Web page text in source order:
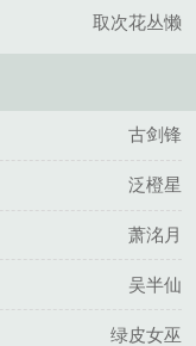
取次花丛懒
古剑锋
泛橙星
萧洺月
吴半仙
绿皮女巫